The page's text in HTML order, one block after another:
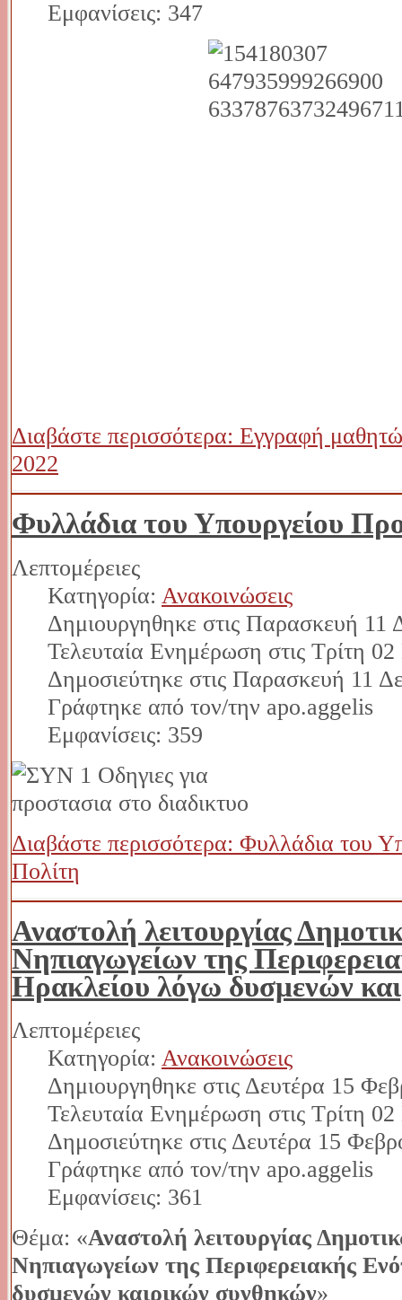
Εμφανίσεις: 347
Διαβάστε περισσότερα: Εγγραφή
2022
Φυλλάδια του Υπουργείου
Λεπτομέρειες
Κατηγορία: Ανακοινώσεις
Δημιουργηθηκε στις Παρασκευή 11
Τελευταία Ενημέρωση στις Τρίτη
Δημοσιεύτηκε στις Παρασκευή 11
Γράφτηκε από τον/την apo.aggelis
Εμφανίσεις: 359
Διαβάστε περισσότερα: Φυλλάδια του
Πολίτη
Αναστολή λειτουργίας
Νηπιαγωγείων της
Ηρακλείου λόγω δυσμενών
Λεπτομέρειες
Κατηγορία: Ανακοινώσεις
Δημιουργηθηκε στις Δευτέρα 15
Τελευταία Ενημέρωση στις Τρίτη
Δημοσιεύτηκε στις Δευτέρα 15
Γράφτηκε από τον/την apo.aggelis
Εμφανίσεις: 361
Θέμα: «Αναστολή λειτουργίας
Νηπιαγωγείων της Περιφερειακής
δυσμενών καιρικών συνθηκών»